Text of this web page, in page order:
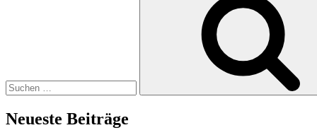
Neueste Beiträge